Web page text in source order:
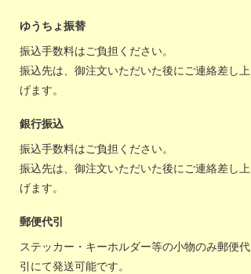
ゆうちょ振替
振込手数料はご負担ください。
振込先は、御注文いただいた後にご連絡差し上
げます。
銀行振込
振込手数料はご負担ください。
振込先は、御注文いただいた後にご連絡差し上
げます。
郵便代引
ステッカー・キーホルダー等の小物のみ郵便代
引にて発送可能です。